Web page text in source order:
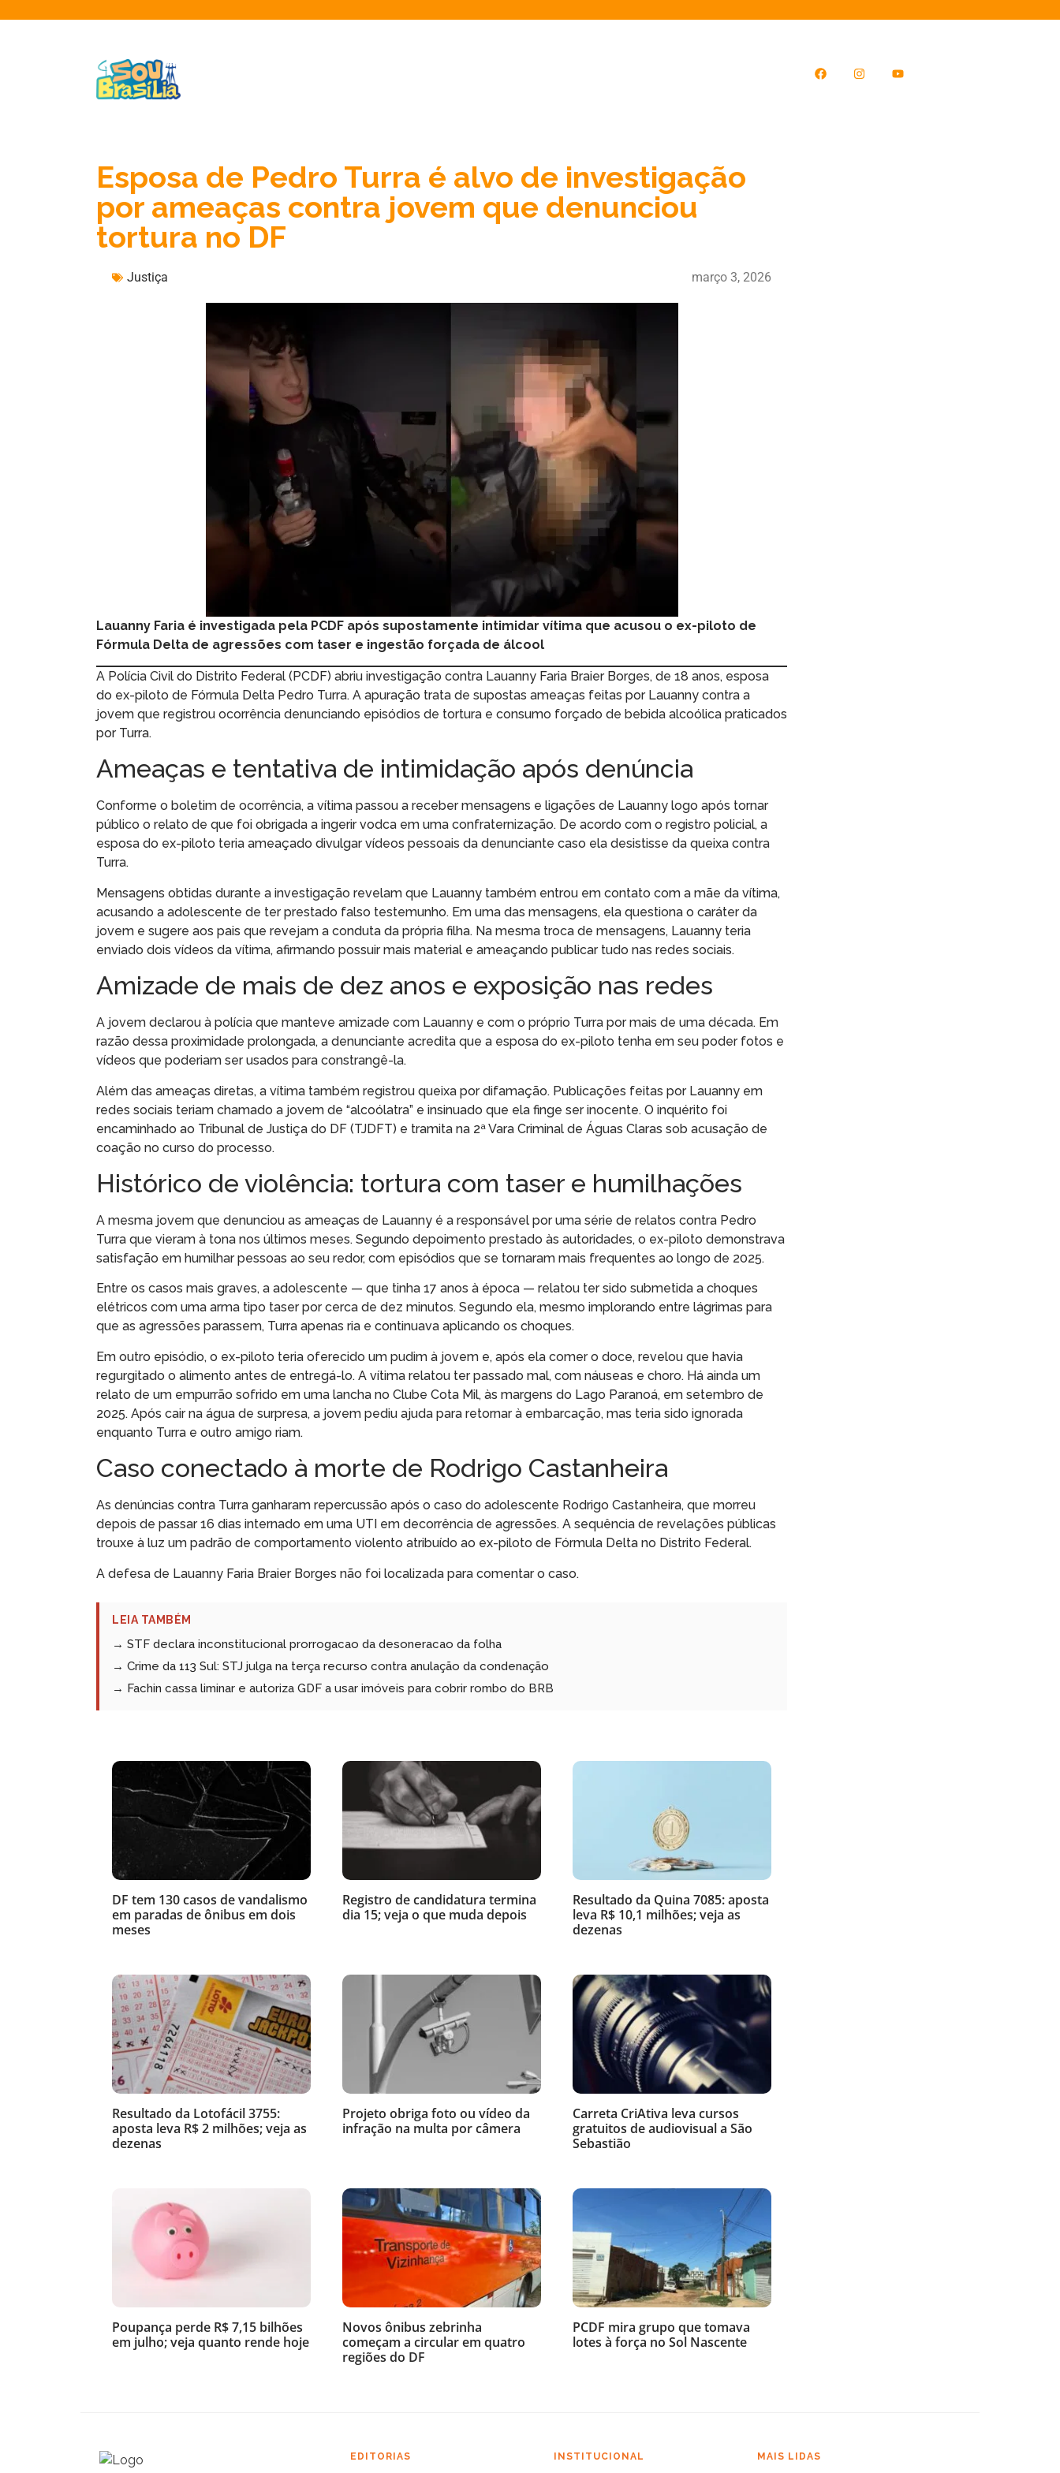
Esposa de Pedro Turra é alvo de investigação
por ameaças contra jovem que denunciou
tortura no DF
Justiça março 3, 2026
Lauanny Faria é investigada pela PCDF após supostamente intimidar vítima que acusou o ex-piloto de
Fórmula Delta de agressões com taser e ingestão forçada de álcool
A Polícia Civil do Distrito Federal (PCDF) abriu investigação contra Lauanny Faria Braier Borges, de 18 anos, esposa
do ex-piloto de Fórmula Delta Pedro Turra. A apuração trata de supostas ameaças feitas por Lauanny contra a
jovem que registrou ocorrência denunciando episódios de tortura e consumo forçado de bebida alcoólica praticados
por Turra.
Ameaças e tentativa de intimidação após denúncia
Conforme o boletim de ocorrência, a vítima passou a receber mensagens e ligações de Lauanny logo após tornar
público o relato de que foi obrigada a ingerir vodca em uma confraternização. De acordo com o registro policial, a
esposa do ex-piloto teria ameaçado divulgar vídeos pessoais da denunciante caso ela desistisse da queixa contra
Turra.
Mensagens obtidas durante a investigação revelam que Lauanny também entrou em contato com a mãe da vítima,
acusando a adolescente de ter prestado falso testemunho. Em uma das mensagens, ela questiona o caráter da
jovem e sugere aos pais que revejam a conduta da própria filha. Na mesma troca de mensagens, Lauanny teria
enviado dois vídeos da vítima, afirmando possuir mais material e ameaçando publicar tudo nas redes sociais.
Amizade de mais de dez anos e exposição nas redes
A jovem declarou à polícia que manteve amizade com Lauanny e com o próprio Turra por mais de uma década. Em
razão dessa proximidade prolongada, a denunciante acredita que a esposa do ex-piloto tenha em seu poder fotos e
vídeos que poderiam ser usados para constrangê-la.
Além das ameaças diretas, a vítima também registrou queixa por difamação. Publicações feitas por Lauanny em
redes sociais teriam chamado a jovem de “alcoólatra” e insinuado que ela finge ser inocente. O inquérito foi
encaminhado ao Tribunal de Justiça do DF (TJDFT) e tramita na 2ª Vara Criminal de Águas Claras sob acusação de
coação no curso do processo.
Histórico de violência: tortura com taser e humilhações
A mesma jovem que denunciou as ameaças de Lauanny é a responsável por uma série de relatos contra Pedro
Turra que vieram à tona nos últimos meses. Segundo depoimento prestado às autoridades, o ex-piloto demonstrava
satisfação em humilhar pessoas ao seu redor, com episódios que se tornaram mais frequentes ao longo de 2025.
Entre os casos mais graves, a adolescente — que tinha 17 anos à época — relatou ter sido submetida a choques
elétricos com uma arma tipo taser por cerca de dez minutos. Segundo ela, mesmo implorando entre lágrimas para
que as agressões parassem, Turra apenas ria e continuava aplicando os choques.
Em outro episódio, o ex-piloto teria oferecido um pudim à jovem e, após ela comer o doce, revelou que havia
regurgitado o alimento antes de entregá-lo. A vítima relatou ter passado mal, com náuseas e choro. Há ainda um
relato de um empurrão sofrido em uma lancha no Clube Cota Mil, às margens do Lago Paranoá, em setembro de
2025. Após cair na água de surpresa, a jovem pediu ajuda para retornar à embarcação, mas teria sido ignorada
enquanto Turra e outro amigo riam.
Caso conectado à morte de Rodrigo Castanheira
As denúncias contra Turra ganharam repercussão após o caso do adolescente Rodrigo Castanheira, que morreu
depois de passar 16 dias internado em uma UTI em decorrência de agressões. A sequência de revelações públicas
trouxe à luz um padrão de comportamento violento atribuído ao ex-piloto de Fórmula Delta no Distrito Federal.
A defesa de Lauanny Faria Braier Borges não foi localizada para comentar o caso.
LEIA TAMBÉM
→ STF declara inconstitucional prorrogacao da desoneracao da folha
→ Crime da 113 Sul: STJ julga na terça recurso contra anulação da condenação
→ Fachin cassa liminar e autoriza GDF a usar imóveis para cobrir rombo do BRB
DF tem 130 casos de vandalismo
em paradas de ônibus em dois
meses
Registro de candidatura termina
dia 15; veja o que muda depois
Resultado da Quina 7085: aposta
leva R$ 10,1 milhões; veja as
dezenas
Resultado da Lotofácil 3755:
aposta leva R$ 2 milhões; veja as
dezenas
Projeto obriga foto ou vídeo da
infração na multa por câmera
Carreta CriAtiva leva cursos
gratuitos de audiovisual a São
Sebastião
Poupança perde R$ 7,15 bilhões
em julho; veja quanto rende hoje
Novos ônibus zebrinha
começam a circular em quatro
regiões do DF
PCDF mira grupo que tomava
lotes à força no Sol Nascente
EDITORIAS INSTITUCIONAL MAIS LIDAS